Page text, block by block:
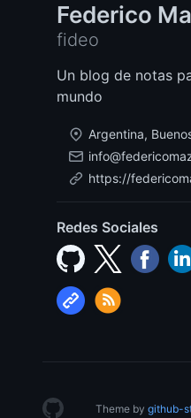
Federico
fideo
Un blog de notas
mundo
Argentina,
https://
Redes Sociales
Theme by github-